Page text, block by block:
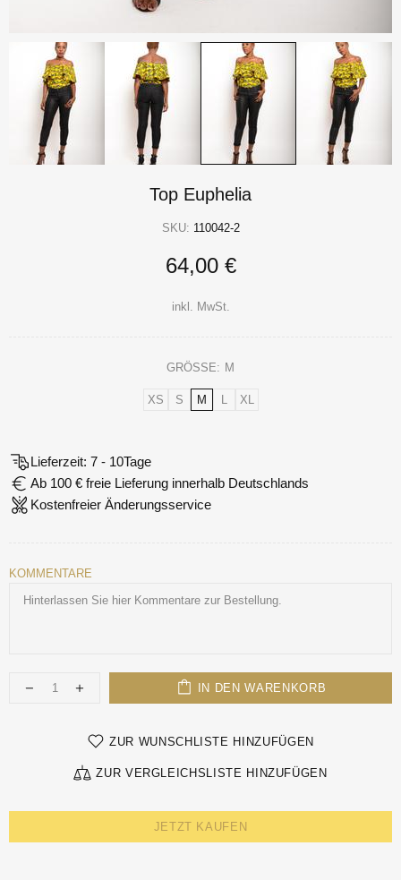
Top Euphelia
SKU: 110042-2
64,00 €
inkl. MwSt.
GRÖSSE: M
XS S M XL
Lieferzeit: 7 - 10Tage
Ab 100 € freie Lieferung innerhalb Deutschlands
Kostenfreier Änderungsservice
KOMMENTARE
IN DEN WARENKORB
ZUR WUNSCHLISTE HINZUFÜGEN
ZUR VERGLEICHSLISTE HINZUFÜGEN
JETZT KAUFEN